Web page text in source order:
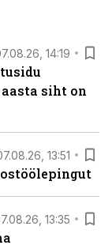
14:19
siht on
13:51
13:35